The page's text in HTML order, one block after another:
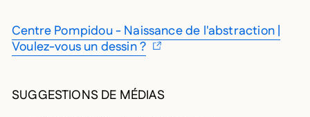
Centre Pompidou - Naissance de l'abstraction |
Voulez-vous un dessin ?
SUGGESTIONS DE MÉDIAS